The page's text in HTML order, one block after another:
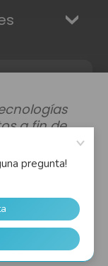
Privacidad |
a fin de